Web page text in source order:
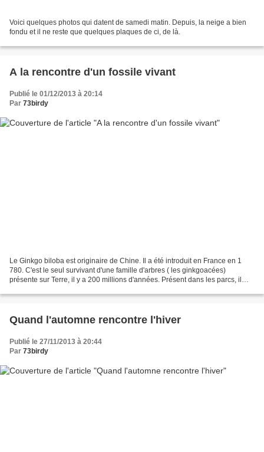
Voici quelques photos qui datent de samedi matin. Depuis, la neige a bien
fondu et il ne reste que quelques plaques de ci, de là.
A la rencontre d'un fossile vivant
Publié le 01/12/2013 à 20:14
Par 73birdy
Le Ginkgo biloba est originaire de Chine. Il a été introduit en France en 1
780. C'est le seul survivant d'une famille d'arbres ( les ginkgoacées)
présente sur Terre, il y a 200 millions d'années. Présent dans les parcs, il
Quand l'automne rencontre l'hiver
Publié le 27/11/2013 à 20:44
Par 73birdy